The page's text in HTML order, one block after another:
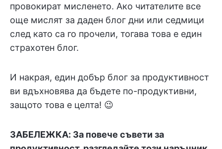
провокират мисленето. Ако читателите все
още мислят за даден блог дни или седмици
след като са го прочели, тогава това е един
страхотен блог.
И накрая, един добър блог за продуктивност
ви вдъхновява да бъдете по-продуктивни,
защото това е целта! 😉
ЗАБЕЛЕЖКА: За повече съвети за